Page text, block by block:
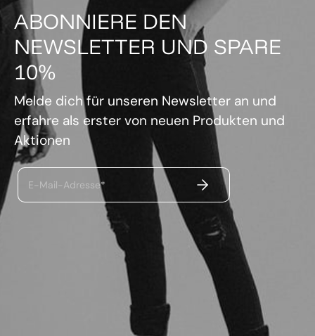
ABONNIERE DEN
NEWSLETTER UND SPARE
10%
Melde dich für unseren Newsletter an und
erfahre als erster von neuen Produkten und
Aktionen
E-Mail-Adresse* ABSENDEN